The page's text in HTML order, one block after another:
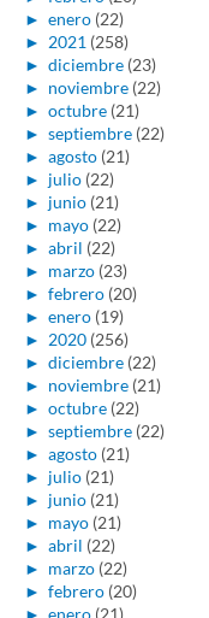
► enero (22)
► 2021 (258)
► diciembre (23)
► noviembre (22)
► octubre (21)
► septiembre (22)
► agosto (21)
► julio (22)
► junio (21)
► mayo (22)
► abril (22)
► marzo (23)
► febrero (20)
► enero (19)
► 2020 (256)
► diciembre (22)
► noviembre (21)
► octubre (22)
► septiembre (22)
► agosto (21)
► julio (21)
► junio (21)
► mayo (21)
► abril (22)
► marzo (22)
► febrero (20)
► enero (21)